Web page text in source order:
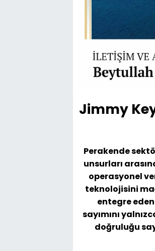
Jimmy
Perakende
unsurları
operasyonel
teknolojisini
entegre
sayımını
doğruluğu